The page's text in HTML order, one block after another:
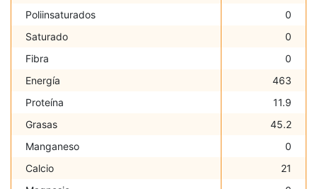
Poliinsaturados
0
Saturado
0
Fibra
0
Energía
463
Proteína
11.9
Grasas
45.2
Manganeso
0
Calcio
21